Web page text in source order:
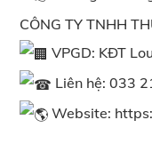
CÔNG TY TNHH
VPGD: KĐT
Liên hệ: 033
Website: